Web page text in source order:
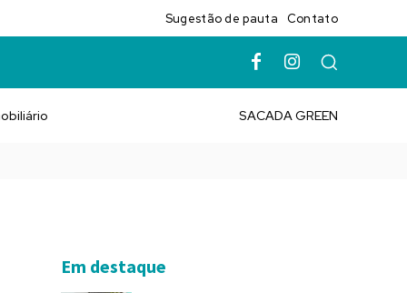
Sugestão de pauta Contato
SACADA GREEN
Em destaque